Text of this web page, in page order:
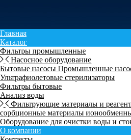
Главная
Каталог
Фильтры промышленные
Насосное оборудование
Бытовые насосы Промышленные
Ультрафиолетовые стерилизаторы
Фильтры бытовые
Анализ воды
Фильтрующие материалы и
сорбционные материалы
Оборудование для очистки воды и
О компании